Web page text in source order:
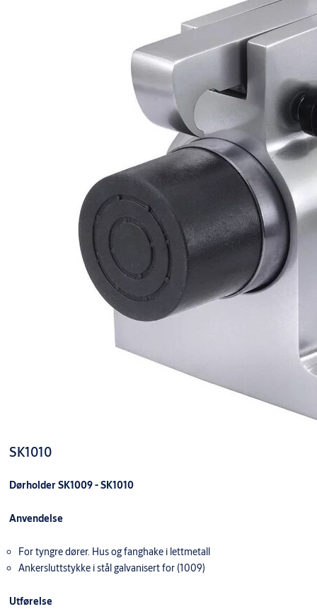
SK1010
Dørholder SK1009 - SK1010
Anvendelse
For tyngre dører. Hus og fanghake i lettmetall
Ankersluttstykke i stål galvanisert for (1009)
Utførelse